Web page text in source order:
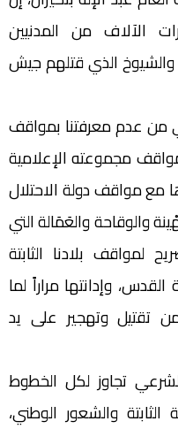
الآلاف من المدنيين
والشيوخ الذي قتلهم جيش
من عدم معرفتنا بمواقف
مجموعته الإعلامية
مع مواقف دولة الاحتلال
والوقاحة والعَمَالة التي
لمواقف بلادنا الثابتة
وإدانتها مراراً لما
تقتيل وتهجير على يد
تجاوز لكل الخطوط
والشعور الوطني،